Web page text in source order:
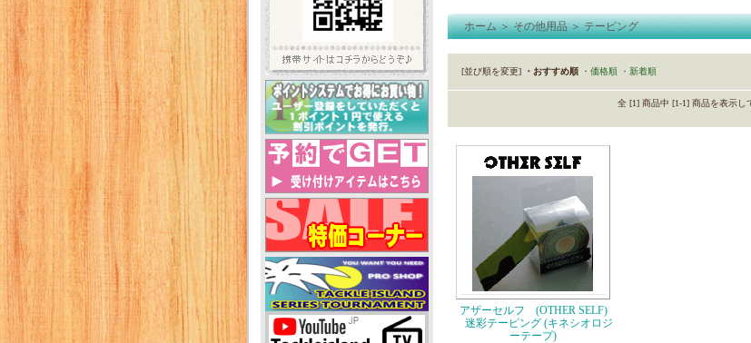
ホーム＞その他用品＞テーピング
[並び順を変更] ・おすすめ順 ・価格順 ・新着順
全 [1] 商品中 [1-1] 商品を表示し
アザーセルフ (OTHER SELF)
迷彩テーピング (キネシオロジ
ーテープ)